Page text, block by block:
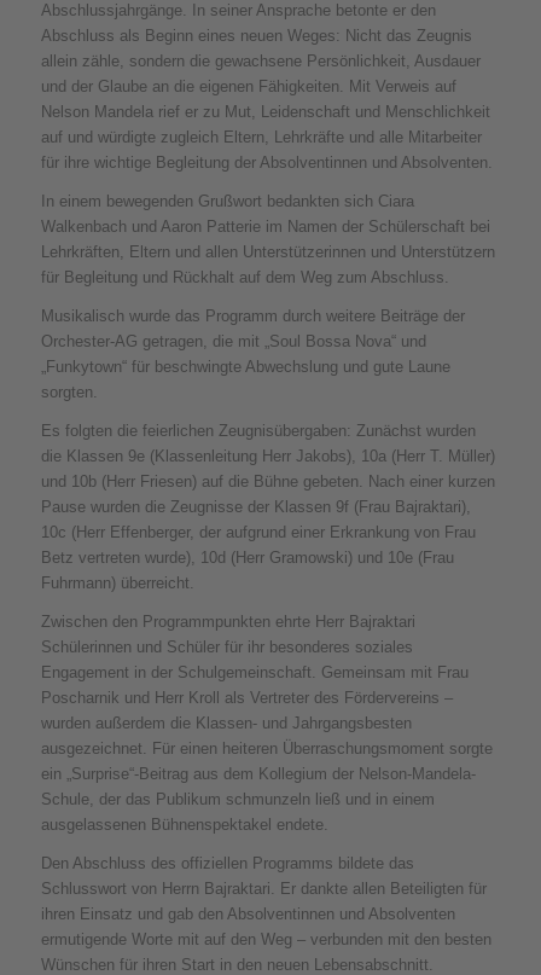
Abschlussjahrgänge. In seiner Ansprache betonte er den
Abschluss als Beginn eines neuen Weges: Nicht das Zeugnis
allein zähle, sondern die gewachsene Persönlichkeit, Ausdauer
und der Glaube an die eigenen Fähigkeiten. Mit Verweis auf
Nelson Mandela rief er zu Mut, Leidenschaft und Menschlichkeit
auf und würdigte zugleich Eltern, Lehrkräfte und alle Mitarbeiter
für ihre wichtige Begleitung der Absolventinnen und Absolventen.
In einem bewegenden Grußwort bedankten sich Ciara
Walkenbach und Aaron Patterie im Namen der Schülerschaft bei
Lehrkräften, Eltern und allen Unterstützerinnen und Unterstützern
für Begleitung und Rückhalt auf dem Weg zum Abschluss.
Musikalisch wurde das Programm durch weitere Beiträge der
Orchester-AG getragen, die mit „Soul Bossa Nova“ und
„Funkytown“ für beschwingte Abwechslung und gute Laune
sorgten.
Es folgten die feierlichen Zeugnisübergaben: Zunächst wurden
die Klassen 9e (Klassenleitung Herr Jakobs), 10a (Herr T. Müller)
und 10b (Herr Friesen) auf die Bühne gebeten. Nach einer kurzen
Pause wurden die Zeugnisse der Klassen 9f (Frau Bajraktari),
10c (Herr Effenberger, der aufgrund einer Erkrankung von Frau
Betz vertreten wurde), 10d (Herr Gramowski) und 10e (Frau
Fuhrmann) überreicht.
Zwischen den Programmpunkten ehrte Herr Bajraktari
Schülerinnen und Schüler für ihr besonderes soziales
Engagement in der Schulgemeinschaft. Gemeinsam mit Frau
Poscharnik und Herr Kroll als Vertreter des Fördervereins –
wurden außerdem die Klassen- und Jahrgangsbesten
ausgezeichnet. Für einen heiteren Überraschungsmoment sorgte
ein „Surprise“-Beitrag aus dem Kollegium der Nelson-Mandela-
Schule, der das Publikum schmunzeln ließ und in einem
ausgelassenen Bühnenspektakel endete.
Den Abschluss des offiziellen Programms bildete das
Schlusswort von Herrn Bajraktari. Er dankte allen Beteiligten für
ihren Einsatz und gab den Absolventinnen und Absolventen
ermutigende Worte mit auf den Weg – verbunden mit den besten
Wünschen für ihren Start in den neuen Lebensabschnitt.